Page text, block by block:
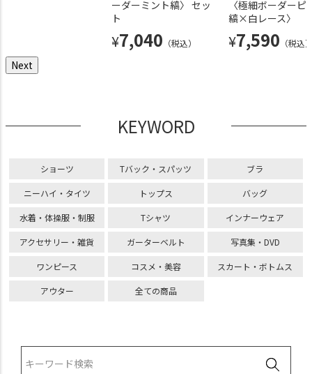
（税込） ¥6,820（税込）
ーダーミント縞〉 セッ
ト
¥7,040 （税込）
〈極細ボーダーピ
縞×白レース〉
¥7,590 （税込
Next
KEYWORD
ショーツ Tバック・スパッツ ブラ
ニーハイ・タイツ トップス バッグ
水着・体操服・制服 Tシャツ インナーウェア
アクセサリー・雑貨 ガーターベルト 写真集・DVD
ワンピース コスメ・美容 スカート・ボトムス
アウター 全ての商品